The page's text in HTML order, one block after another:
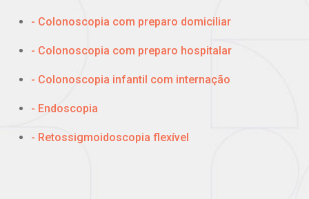
- Colonoscopia com preparo domiciliar
- Colonoscopia com preparo hospitalar
- Colonoscopia infantil com internação
- Endoscopia
- Retossigmoidoscopia flexível